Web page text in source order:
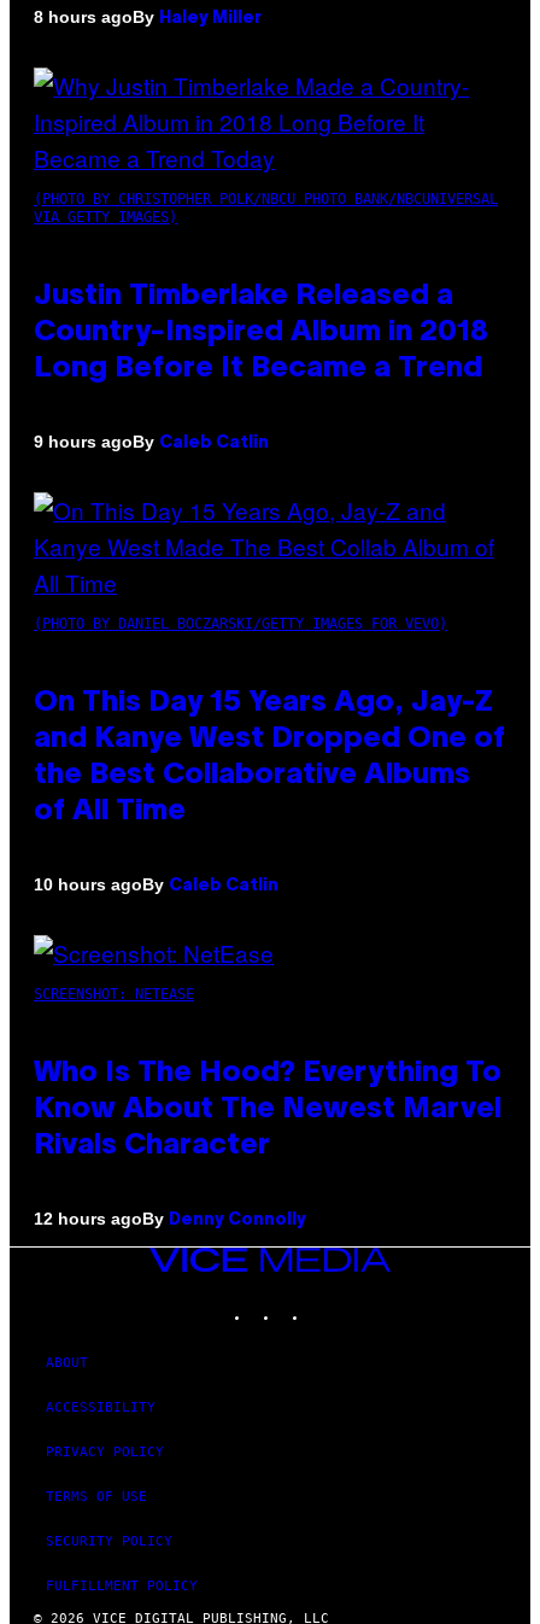
8 hours agoBy Haley Miller
(PHOTO BY CHRISTOPHER POLK/NBCU PHOTO BANK/NBCUNIVERSAL
VIA GETTY IMAGES)
Justin Timberlake Released a
Country-Inspired Album in 2018
Long Before It Became a Trend
9 hours agoBy Caleb Catlin
(PHOTO BY DANIEL BOCZARSKI/GETTY IMAGES FOR VEVO)
On This Day 15 Years Ago, Jay-Z
and Kanye West Dropped One of
the Best Collaborative Albums
of All Time
10 hours agoBy Caleb Catlin
SCREENSHOT: NETEASE
Who Is The Hood? Everything To
Know About The Newest Marvel
Rivals Character
12 hours agoBy Denny Connolly
VICE
MEDIA
ABOUT
ACCESSIBILITY
PRIVACY POLICY
TERMS OF USE
SECURITY POLICY
FULFILLMENT POLICY
© 2026 VICE DIGITAL PUBLISHING, LLC